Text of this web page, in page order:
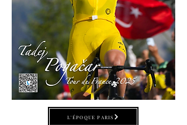
L'ÉPOQUE PARIS